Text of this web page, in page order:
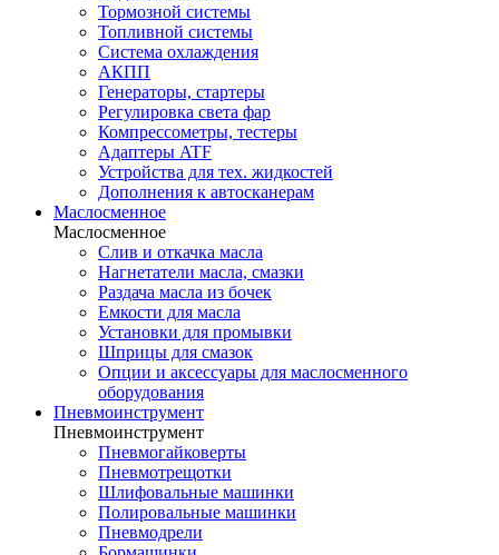
Тормозной системы
Топливной системы
Система охлаждения
АКПП
Генераторы, стартеры
Регулировка света фар
Компрессометры, тестеры
Адаптеры ATF
Устройства для тех. жидкостей
Дополнения к автосканерам
Маслосменное
Маслосменное
Слив и откачка масла
Нагнетатели масла, смазки
Раздача масла из бочек
Емкости для масла
Установки для промывки
Шприцы для смазок
Опции и аксессуары для маслосменного
оборудования
Пневмоинструмент
Пневмоинструмент
Пневмогайковерты
Пневмотрещотки
Шлифовальные машинки
Полировальные машинки
Пневмодрели